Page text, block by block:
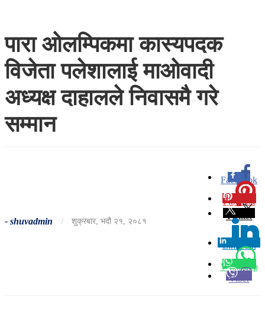
पारा ओलम्पिकमा कास्यपदक
विजेता पलेशालाई माओवादी
अध्यक्ष दाहालले निवासमै गरे
सम्मान
- shuvadmin / शुक्रबार, भदौ २१, २०८१
Facebook
0
Pinterest
Twitter
Linkedin
0
Whatsapp
Viber